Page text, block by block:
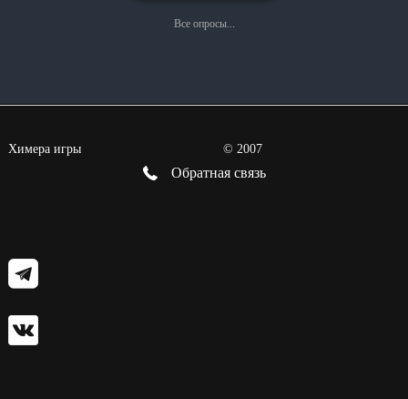
Все опросы...
Химера игры © 2007
Обратная связь